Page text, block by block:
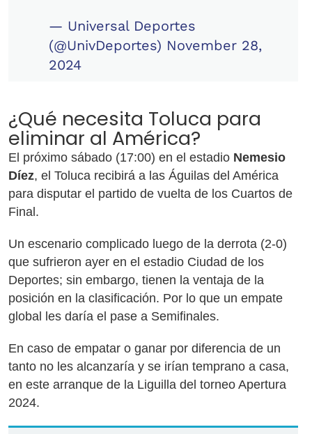
— Universal Deportes
(@UnivDeportes) November 28,
2024
¿Qué necesita Toluca para
eliminar al América?
El próximo sábado (17:00) en el estadio Nemesio
Díez, el Toluca recibirá a las Águilas del América
para disputar el partido de vuelta de los Cuartos de
Final.
Un escenario complicado luego de la derrota (2-0)
que sufrieron ayer en el estadio Ciudad de los
Deportes; sin embargo, tienen la ventaja de la
posición en la clasificación. Por lo que un empate
global les daría el pase a Semifinales.
En caso de empatar o ganar por diferencia de un
tanto no les alcanzaría y se irían temprano a casa,
en este arranque de la Liguilla del torneo Apertura
2024.